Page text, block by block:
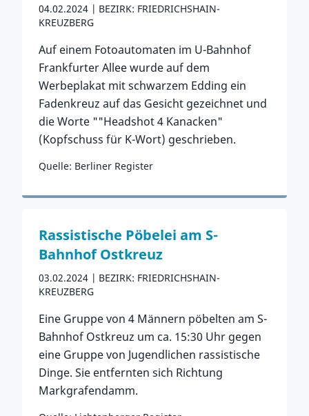
04.02.2024
BEZIRK: FRIEDRICHSHAIN-
KREUZBERG
Auf einem Fotoautomaten im U-Bahnhof
Frankfurter Allee wurde auf dem
Werbeplakat mit schwarzem Edding ein
Fadenkreuz auf das Gesicht gezeichnet und
die Worte ""Headshot 4 Kanacken"
(Kopfschuss für K-Wort) geschrieben.
Quelle: Berliner Register
Zum Vorfall
Rassistische Pöbelei am S-
Bahnhof Ostkreuz
03.02.2024
BEZIRK: FRIEDRICHSHAIN-
KREUZBERG
Eine Gruppe von 4 Männern pöbelten am S-
Bahnhof Ostkreuz um ca. 15:30 Uhr gegen
eine Gruppe von Jugendlichen rassistische
Dinge. Sie entfernten sich Richtung
Markgrafendamm.